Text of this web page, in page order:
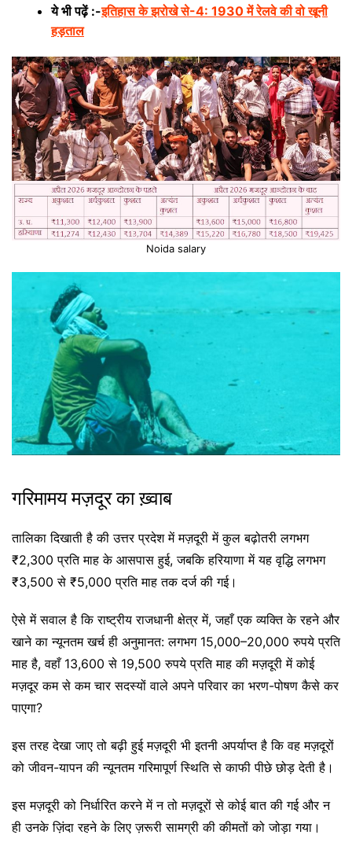
ये भी पढ़ें :-इतिहास के झरोखे से-4: 1930 में रेलवे की वो खूनी
हड़ताल
Noida salary
गरिमामय मज़दूर का ख़्वाब
तालिका दिखाती है की उत्तर प्रदेश में मज़दूरी में कुल बढ़ोतरी लगभग
₹2,300 प्रति माह के आसपास हुई, जबकि हरियाणा में यह वृद्धि लगभग
₹3,500 से ₹5,000 प्रति माह तक दर्ज की गई।
ऐसे में सवाल है कि राष्ट्रीय राजधानी क्षेत्र में, जहाँ एक व्यक्ति के रहने और
खाने का न्यूनतम खर्च ही अनुमानत: लगभग 15,000–20,000 रुपये प्रति
माह है, वहाँ 13,600 से 19,500 रुपये प्रति माह की मज़दूरी में कोई
मज़दूर कम से कम चार सदस्यों वाले अपने परिवार का भरण-पोषण कैसे कर
पाएगा?
इस तरह देखा जाए तो बढ़ी हुई मज़दूरी भी इतनी अपर्याप्त है कि वह मज़दूरों
को जीवन-यापन की न्यूनतम गरिमापूर्ण स्थिति से काफी पीछे छोड़ देती है।
इस मज़दूरी को निर्धारित करने में न तो मज़दूरों से कोई बात की गई और न
ही उनके ज़िंदा रहने के लिए ज़रूरी सामग्री की कीमतों को जोड़ा गया।